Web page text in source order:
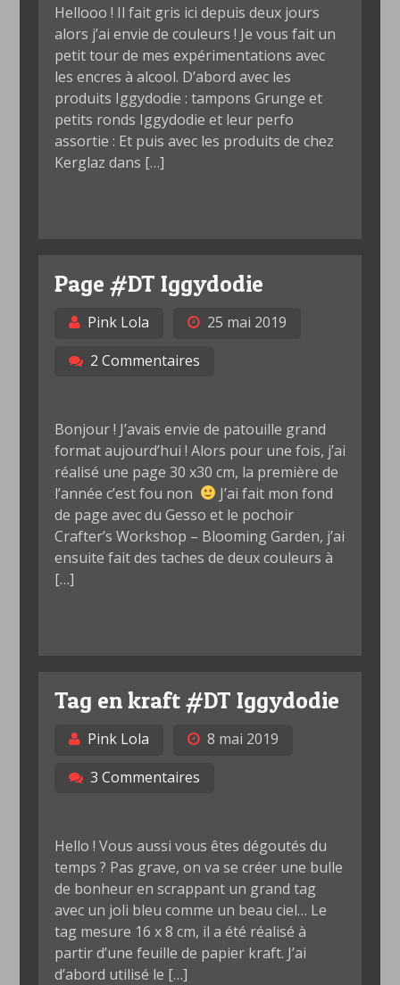
Hellooo ! Il fait gris ici depuis deux jours
alors j’ai envie de couleurs ! Je vous fait un
petit tour de mes expérimentations avec
les encres à alcool. D’abord avec les
produits Iggydodie : tampons Grunge et
petits ronds Iggydodie et leur perfo
assortie : Et puis avec les produits de chez
Kerglaz dans […]
Page #DT Iggydodie
Pink Lola
25 mai 2019
2 Commentaires
Bonjour ! J’avais envie de patouille grand
format aujourd’hui ! Alors pour une fois, j’ai
réalisé une page 30 x30 cm, la première de
l’année c’est fou non
J’ai fait mon fond
de page avec du Gesso et le pochoir
Crafter’s Workshop – Blooming Garden, j’ai
ensuite fait des taches de deux couleurs à
[…]
Tag en kraft #DT Iggydodie
Pink Lola
8 mai 2019
3 Commentaires
Hello ! Vous aussi vous êtes dégoutés du
temps ? Pas grave, on va se créer une bulle
de bonheur en scrappant un grand tag
avec un joli bleu comme un beau ciel… Le
tag mesure 16 x 8 cm, il a été réalisé à
partir d’une feuille de papier kraft. J’ai
d’abord utilisé le […]